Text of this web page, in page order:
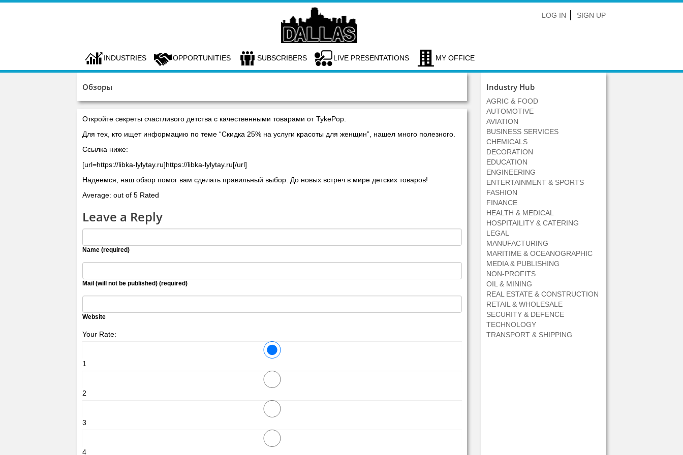
LOG IN SIGN UP
INDUSTRIES OPPORTUNITIES SUBSCRIBERS LIVE PRESENTATIONS MY OFFICE
Обзоры
Откройте секреты счастливого детства с качественными товарами от TykePop.
Для тех, кто ищет информацию по теме “Скидка 25% на услуги красоты для женщин”, нашел много полезного.
Ссылка ниже:
[url=https://libka-lylytay.ru]https://libka-lylytay.ru[/url]
Надеемся, наш обзор помог вам сделать правильный выбор. До новых встреч в мире детских товаров!
Average: out of 5 Rated
Leave a Reply
Name (required)
Mail (will not be published) (required)
Website
Your Rate:
1
2
3
4
Industry Hub
AGRIC & FOOD
AUTOMOTIVE
AVIATION
BUSINESS SERVICES
CHEMICALS
DECORATION
EDUCATION
ENGINEERING
ENTERTAINMENT & SPORTS
FASHION
FINANCE
HEALTH & MEDICAL
HOSPITAILITY & CATERING
LEGAL
MANUFACTURING
MARITIME & OCEANOGRAPHIC
MEDIA & PUBLISHING
NON-PROFITS
OIL & MINING
REAL ESTATE & CONSTRUCTION
RETAIL & WHOLESALE
SECURITY & DEFENCE
TECHNOLOGY
TRANSPORT & SHIPPING